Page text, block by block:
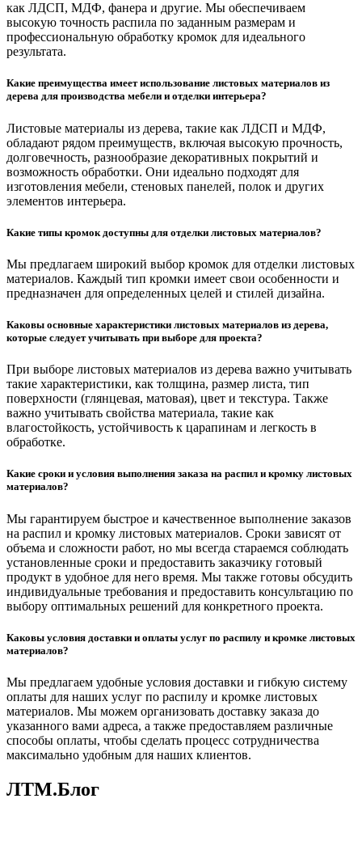
как ЛДСП, МДФ, фанера и другие. Мы обеспечиваем
высокую точность распила по заданным размерам и
профессиональную обработку кромок для идеального
результата.
Какие преимущества имеет использование листовых материалов из
дерева для производства мебели и отделки интерьера?
Листовые материалы из дерева, такие как ЛДСП и МДФ,
обладают рядом преимуществ, включая высокую прочность,
долговечность, разнообразие декоративных покрытий и
возможность обработки. Они идеально подходят для
изготовления мебели, стеновых панелей, полок и других
элементов интерьера.
Какие типы кромок доступны для отделки листовых материалов?
Мы предлагаем широкий выбор кромок для отделки листовых
материалов. Каждый тип кромки имеет свои особенности и
предназначен для определенных целей и стилей дизайна.
Каковы основные характеристики листовых материалов из дерева,
которые следует учитывать при выборе для проекта?
При выборе листовых материалов из дерева важно учитывать
такие характеристики, как толщина, размер листа, тип
поверхности (глянцевая, матовая), цвет и текстура. Также
важно учитывать свойства материала, такие как
влагостойкость, устойчивость к царапинам и легкость в
обработке.
Какие сроки и условия выполнения заказа на распил и кромку листовых
материалов?
Мы гарантируем быстрое и качественное выполнение заказов
на распил и кромку листовых материалов. Сроки зависят от
объема и сложности работ, но мы всегда стараемся соблюдать
установленные сроки и предоставить заказчику готовый
продукт в удобное для него время. Мы также готовы обсудить
индивидуальные требования и предоставить консультацию по
выбору оптимальных решений для конкретного проекта.
Каковы условия доставки и оплаты услуг по распилу и кромке листовых
материалов?
Мы предлагаем удобные условия доставки и гибкую систему
оплаты для наших услуг по распилу и кромке листовых
материалов. Мы можем организовать доставку заказа до
указанного вами адреса, а также предоставляем различные
способы оплаты, чтобы сделать процесс сотрудничества
максимально удобным для наших клиентов.
ЛТМ.Блог